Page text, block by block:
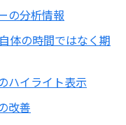
の分析情報
体の時間ではなく期
ハイライト表示
改善